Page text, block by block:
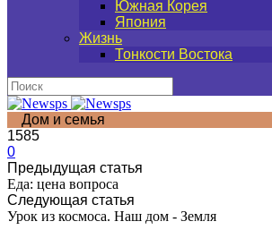
Южная Корея
Япония
Жизнь
Тонкости Востока
Дом и семья
1585
0
Предыдущая статья
Еда: цена вопроса
Следующая статья
Урок из космоса. Наш дом - Земля